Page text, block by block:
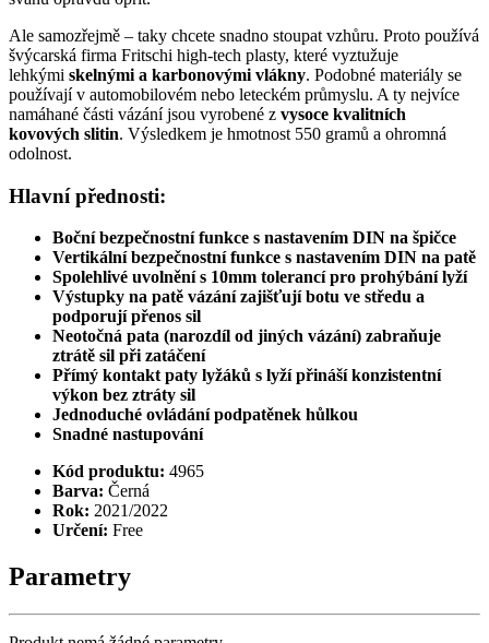
Ale samozřejmě – taky chcete snadno stoupat vzhůru. Proto používá
švýcarská firma Fritschi high-tech plasty, které vyztužuje
lehkými skelnými a karbonovými vlákny. Podobné materiály se
používají v automobilovém nebo leteckém průmyslu. A ty nejvíce
namáhané části vázání jsou vyrobené z vysoce kvalitních
kovových slitin. Výsledkem je hmotnost 550 gramů a ohromná
odolnost.
Hlavní přednosti:
Boční bezpečnostní funkce s nastavením DIN na špičce
Vertikální bezpečnostní funkce s nastavením DIN na patě
Spolehlivé uvolnění s 10mm tolerancí pro prohýbání lyží
Výstupky na patě vázání zajišťují botu ve středu a
podporují přenos sil
Neotočná pata (narozdíl od jiných vázání) zabraňuje
ztrátě sil při zatáčení
Přímý kontakt paty lyžáků s lyží přináší konzistentní
výkon bez ztráty sil
Jednoduché ovládání podpatěnek hůlkou
Snadné nastupování
Kód produktu: 4965
Barva: Černá
Rok: 2021/2022
Určení: Free
Parametry